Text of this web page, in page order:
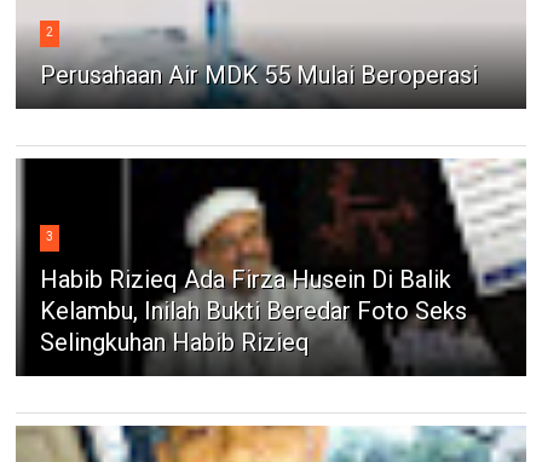
2
Perusahaan Air MDK 55 Mulai Beroperasi
3
Habib Rizieq Ada Firza Husein Di Balik
Kelambu, Inilah Bukti Beredar Foto Seks
Selingkuhan Habib Rizieq